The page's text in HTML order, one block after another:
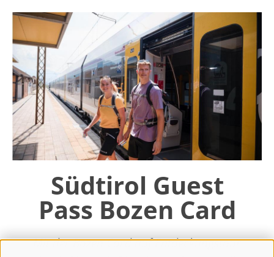
Südtirol Guest
Pass Bozen Card
Mit der Bozen Card auf Entdeckungstour